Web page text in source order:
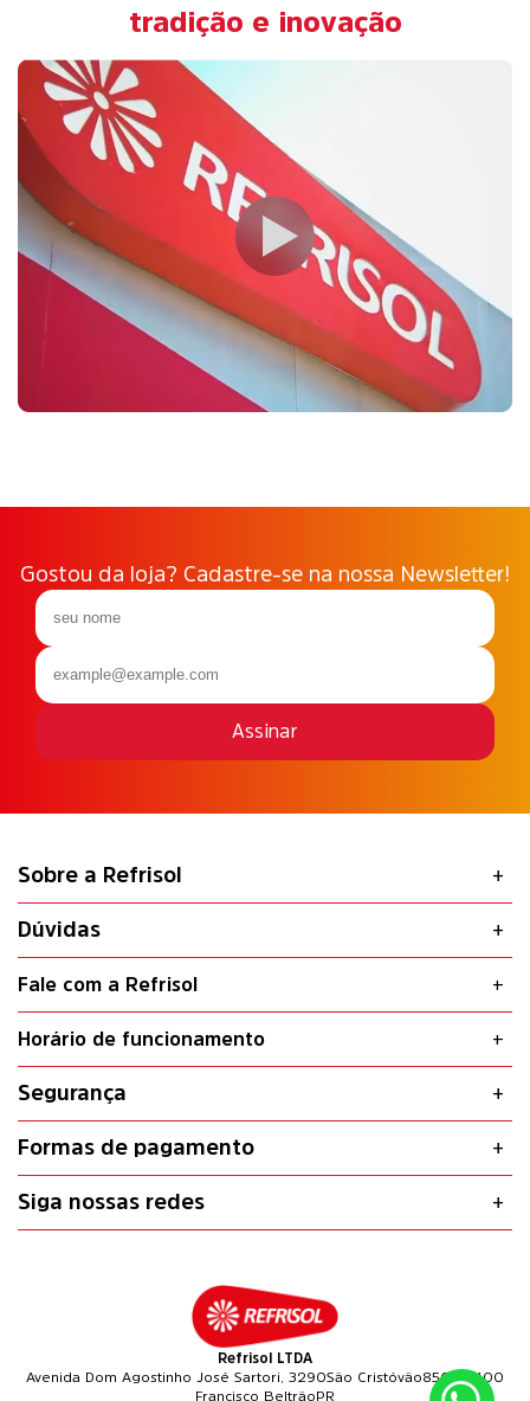
tradição e inovação
Gostou da loja? Cadastre-se na nossa Newsletter!
Assinar
Sobre a Refrisol
Dúvidas
Fale com a Refrisol
Horário de funcionamento
Segurança
Formas de pagamento
Siga nossas redes
Refrisol LTDA
Avenida Dom Agostinho José Sartori, 3290São Cristóvão85601-400
Francisco BeltrãoPR